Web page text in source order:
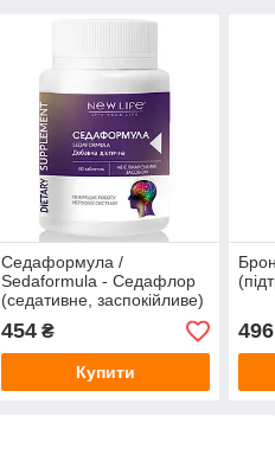
Седаформула /
Sedaformula - Седафлор
(седативне, заспокійливе)
454₴
Купити
496